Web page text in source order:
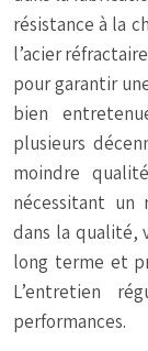
résistance à la
l’acier
pour garantir
bien
plusieurs
moindre
nécessitant un
dans la qualité,
long terme et
L’entretien
performances.